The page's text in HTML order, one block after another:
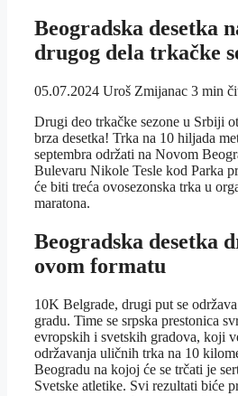
Beogradska desetka
drugog dela trkačke
05.07.2024 Uroš Zmijanac 3 min
Drugi deo trkačke sezone u Srbiji
brza desetka! Trka na 10 hiljada
septembra održati na Novom
Bulevaru Nikole Tesle kod Parka
će biti treća ovosezonska trka u
maratona.
Beogradska desetka
ovom formatu
10K Belgrade, drugi put se
gradu. Time se srpska prestonica
evropskih i svetskih gradova, koji
održavanja uličnih trka na 10
Beogradu na kojoj će se trčati je
Svetske atletike. Svi rezultati biće